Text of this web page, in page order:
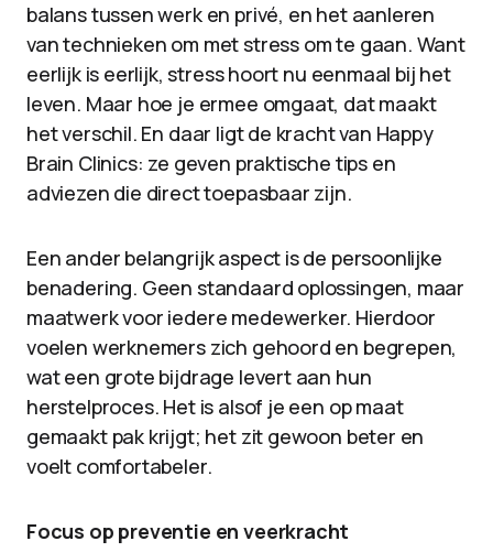
balans tussen werk en privé, en het aanleren
van technieken om met stress om te gaan. Want
eerlijk is eerlijk, stress hoort nu eenmaal bij het
leven. Maar hoe je ermee omgaat, dat maakt
het verschil. En daar ligt de kracht van Happy
Brain Clinics: ze geven praktische tips en
adviezen die direct toepasbaar zijn.
Een ander belangrijk aspect is de persoonlijke
benadering. Geen standaard oplossingen, maar
maatwerk voor iedere medewerker. Hierdoor
voelen werknemers zich gehoord en begrepen,
wat een grote bijdrage levert aan hun
herstelproces. Het is alsof je een op maat
gemaakt pak krijgt; het zit gewoon beter en
voelt comfortabeler.
Focus op preventie en veerkracht